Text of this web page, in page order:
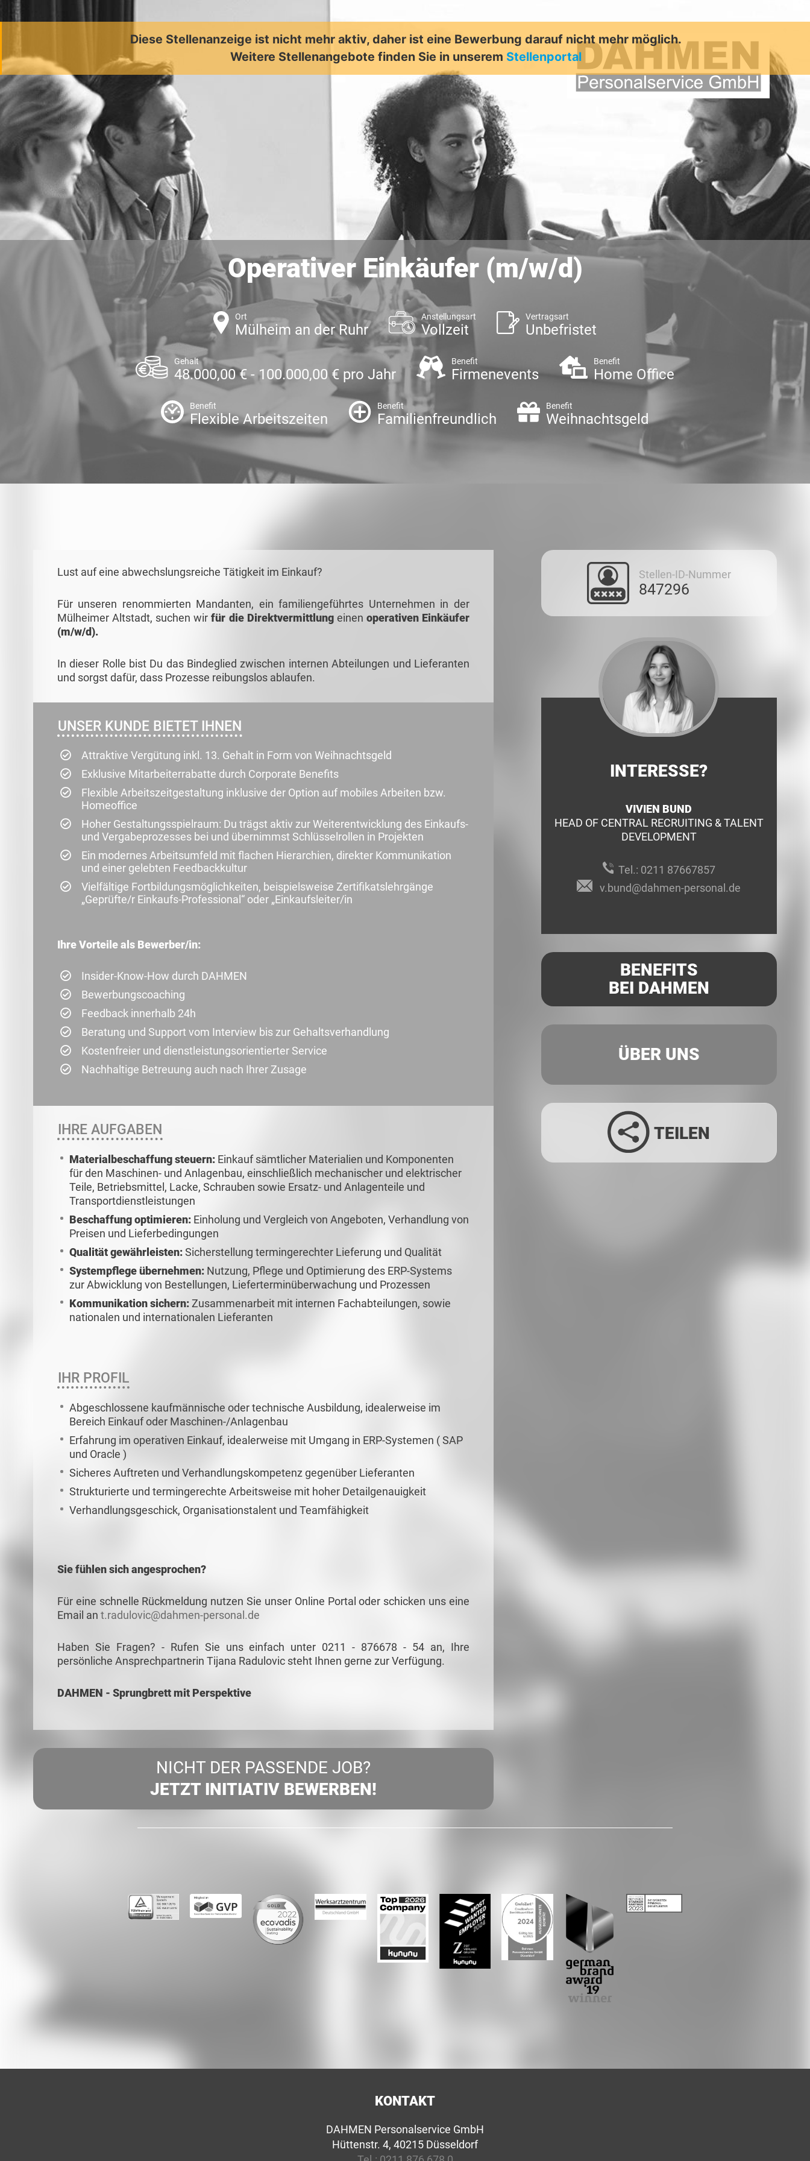
Diese Stellenanzeige ist nicht mehr aktiv, daher ist eine Bewerbung darauf nicht mehr möglich.
Weitere Stellenangebote finden Sie in unserem Stellenportal
Operativer Einkäufer (m/w/d)
Ort
Mülheim an der Ruhr
Anstellungsart
Vollzeit
Vertragsart
Unbefristet
Gehalt
48.000,00 € - 100.000,00 € pro Jahr
Benefit
Firmenevents
Benefit
Home Office
Benefit
Flexible Arbeitszeiten
Benefit
Familienfreundlich
Benefit
Weihnachtsgeld
Lust auf eine abwechslungsreiche Tätigkeit im Einkauf?
Für unseren renommierten Mandanten, ein familiengeführtes Unternehmen in der
Mülheimer Altstadt, suchen wirfür die Direktvermittlungeinen operativen Einkäufer
(m/w/d).
In dieser Rolle bist Du das Bindeglied zwischen internen Abteilungen und Lieferanten
und sorgst dafür, dass Prozesse reibungslos ablaufen.
UNSER KUNDE BIETET IHNEN
Attraktive Vergütung inkl. 13. Gehalt in Form von Weihnachtsgeld
Exklusive Mitarbeiterrabatte durch Corporate Benefits
Flexible Arbeitszeitgestaltung inklusive der Option auf mobiles Arbeiten bzw.
Homeoffice
Hoher Gestaltungsspielraum: Du trägst aktiv zur Weiterentwicklung des Einkaufs-
und Vergabeprozesses bei und übernimmst Schlüsselrollen in Projekten
Ein modernes Arbeitsumfeld mit flachen Hierarchien, direkter Kommunikation
und einer gelebten Feedbackkultur
Vielfältige Fortbildungsmöglichkeiten, beispielsweise Zertifikatslehrgänge
„Geprüfte/r Einkaufs-Professional“ oder „Einkaufsleiter/in
Ihre Vorteile als Bewerber/in:
Insider-Know-How durch DAHMEN
Bewerbungscoaching
Feedback innerhalb 24h
Beratung und Support vom Interview bis zur Gehaltsverhandlung
Kostenfreier und dienstleistungsorientierter Service
Nachhaltige Betreuung auch nach Ihrer Zusage
IHRE AUFGABEN
Materialbeschaffung steuern: Einkauf sämtlicher Materialien und Komponenten
für den Maschinen- und Anlagenbau, einschließlich mechanischer und elektrischer
Teile, Betriebsmittel, Lacke, Schrauben sowie Ersatz- und Anlagenteile und
Transportdienstleistungen
Beschaffung optimieren: Einholung und Vergleich von Angeboten, Verhandlung von
Preisen und Lieferbedingungen
Qualität gewährleisten:Sicherstellung termingerechter Lieferung und Qualität
Systempflege übernehmen: Nutzung, Pflege und Optimierung des ERP-Systems
zur Abwicklung von Bestellungen, Lieferterminüberwachung und Prozessen
Kommunikation sichern: Zusammenarbeit mit internen Fachabteilungen, sowie
nationalen und internationalen Lieferanten
IHR PROFIL
Abgeschlossene kaufmännische oder technische Ausbildung, idealerweise im
Bereich Einkauf oder Maschinen-/Anlagenbau
Erfahrung im operativen Einkauf, idealerweise mit Umgang in ERP-Systemen ( SAP
und Oracle )
Sicheres Auftreten und Verhandlungskompetenz gegenüber Lieferanten
Strukturierte und termingerechte Arbeitsweise mit hoher Detailgenauigkeit
Verhandlungsgeschick, Organisationstalent und Teamfähigkeit
Sie fühlen sich angesprochen?
Für eine schnelle Rückmeldung nutzen Sie unser Online Portal oder schicken uns eine
Email an t.radulovic@dahmen-personal.de
Haben Sie Fragen? - Rufen Sie uns einfach unter 0211 - 876678 - 54 an, Ihre
persönliche Ansprechpartnerin Tijana Radulovic steht Ihnen gerne zur Verfügung.
DAHMEN - Sprungbrett mit Perspektive
NICHT DER PASSENDE JOB?
JETZT INITIATIV BEWERBEN!
Stellen-ID-Nummer
847296
INTERESSE?
VIVIEN BUND
HEAD OF CENTRAL RECRUITING & TALENT
DEVELOPMENT
Tel.: 0211 87667857
v.bund@dahmen-personal.de
BENEFITS
BEI DAHMEN
ÜBER UNS
TEILEN
KONTAKT
DAHMEN Personalservice GmbH
Hüttenstr. 4, 40215 Düsseldorf